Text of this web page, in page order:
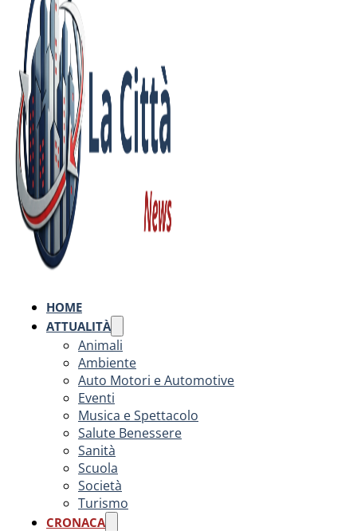
HOME
ATTUALITÀ
Animali
Ambiente
Auto Motori e Automotive
Eventi
Musica e Spettacolo
Salute Benessere
Sanità
Scuola
Società
Turismo
CRONACA